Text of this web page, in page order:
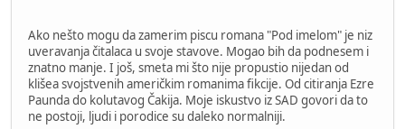
Ako nešto mogu da zamerim piscu romana "Pod imelom" je niz
uveravanja čitalaca u svoje stavove. Mogao bih da podnesem i
znatno manje. I još, smeta mi što nije propustio nijedan od
klišea svojstvenih američkim romanima fikcije. Od citiranja Ezre
Paunda do kolutavog Čakija. Moje iskustvo iz SAD govori da to
ne postoji, ljudi i porodice su daleko normalniji.